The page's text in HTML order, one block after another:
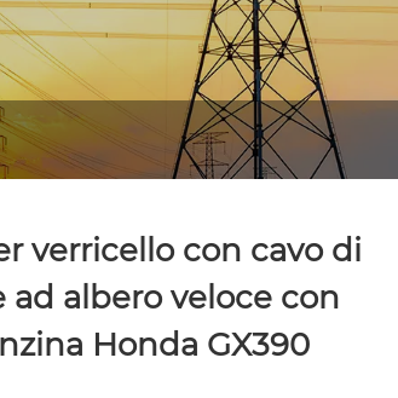
verricello con cavo di
ad albero veloce con
Honda GX390